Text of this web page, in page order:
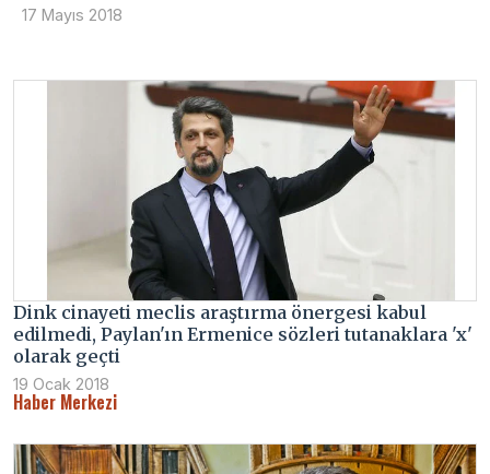
17 Mayıs 2018
Dink cinayeti meclis araştırma önergesi kabul
edilmedi, Paylan'ın Ermenice sözleri tutanaklara 'x'
olarak geçti
19 Ocak 2018
Haber Merkezi